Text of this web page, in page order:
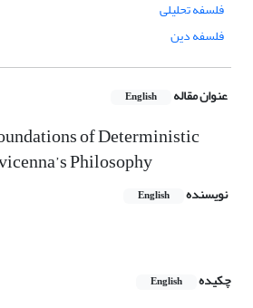
فلسفه تحلیلی
فلسفه دین
عنوان مقاله English
of Deterministic
Philosophy
نویسنده English
چکیده
English